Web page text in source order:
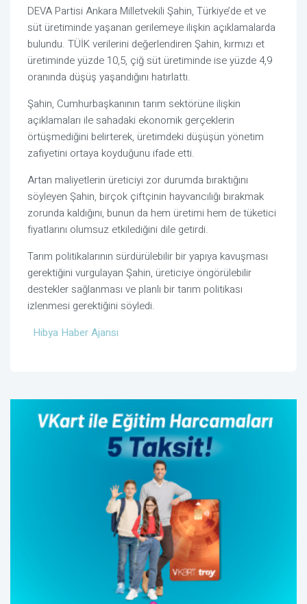
DEVA Partisi Ankara MilletvekiliŞahin, Türkiye’de et ve
süt üretiminde yaşanan gerilemeye ilişkin açıklamalarda
bulundu. TÜİK verilerini değerlendiren Şahin, kırmızı et
üretiminde yüzde 10,5, çiğ süt üretiminde ise yüzde 4,9
oranında düşüş yaşandığını hatırlattı.
Şahin, Cumhurbaşkanının tarım sektörüne ilişkin
açıklamaları ile sahadaki ekonomik gerçeklerin
örtüşmediğini belirterek, üretimdeki düşüşün yönetim
zafiyetini ortaya koyduğunu ifade etti.
Artan maliyetlerin üreticiyi zor durumda bıraktığını
söyleyen Şahin, birçok çiftçinin hayvancılığı bırakmak
zorunda kaldığını, bunun da hem üretimi hem de tüketici
fiyatlarını olumsuz etkilediğini dile getirdi.
Tarım politikalarının sürdürülebilir bir yapıya kavuşması
gerektiğini vurgulayan Şahin, üreticiye öngörülebilir
destekler sağlanması ve planlı bir tarım politikası
izlenmesi gerektiğini söyledi.
Hibya Haber Ajansı